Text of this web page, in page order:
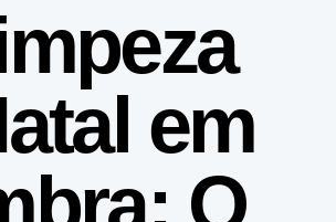
em
O